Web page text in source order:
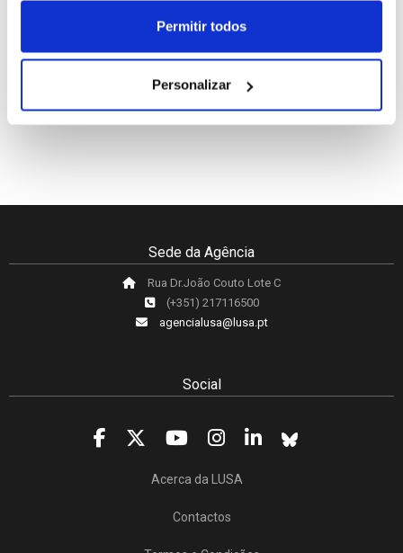
Permitir todos
Personalizar
'Rapper' Kanye West (Ye) atua hoje no Estádio do
Algarve
Sede da Agência
Rua Dr.João Couto Lote C
(+351) 217116500
agencialusa@lusa.pt
Social
Acerca da LUSA
Contactos